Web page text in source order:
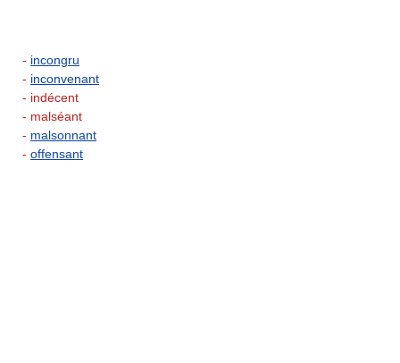
- incongru
- inconvenant
- indécent
- malséant
- malsonnant
- offensant